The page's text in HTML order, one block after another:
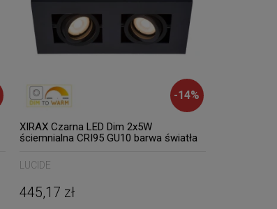
-14%
XIRAX Czarna LED Dim 2x5W
ściemnialna CRI95 GU10 barwa światła
natynkowa regulowana Lucide
09119/11/30
LUCIDE
445,17 zł